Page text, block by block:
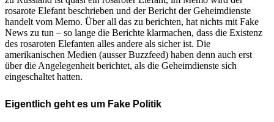
rosarote Elefant beschrieben und der Bericht der Geheimdienste
handelt vom Memo. Über all das zu berichten, hat nichts mit Fake
News zu tun – so lange die Berichte klarmachen, dass die Existenz
des rosaroten Elefanten alles andere als sicher ist. Die
amerikanischen Medien (ausser Buzzfeed) haben denn auch erst
über die Angelegenheit berichtet, als die Geheimdienste sich
eingeschaltet hatten.
Eigentlich geht es um Fake Politik